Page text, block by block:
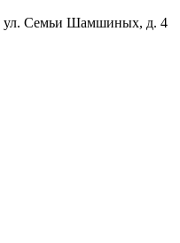
ул. Семьи Шамшиных, д. 4